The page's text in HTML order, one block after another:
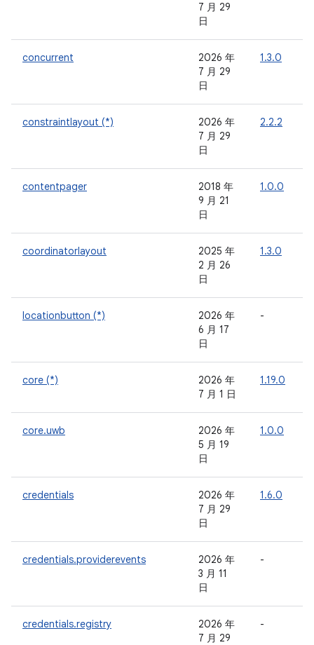
7 月 29
日
concurrent
2026 年
7 月 29
日
1.3.0
constraintlayout (*)
2026 年
7 月 29
日
2.2.2
contentpager
2018 年
9 月 21
日
1.0.0
coordinatorlayout
2025 年
2 月 26
日
1.3.0
locationbutton (*)
2026 年
6 月 17
日
-
core (*)
2026 年
7 月 1 日
1.19.0
core.uwb
2026 年
5 月 19
日
1.0.0
credentials
2026 年
7 月 29
日
1.6.0
credentials.providerevents
2026 年
3 月 11
日
-
credentials.registry
2026 年
7 月 29
-